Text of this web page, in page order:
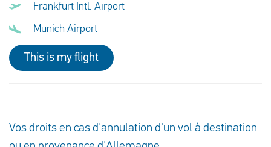
Frankfurt Intl. Airport
Munich Airport
This is my flight
Vos droits en cas d'annulation d'un vol à destination